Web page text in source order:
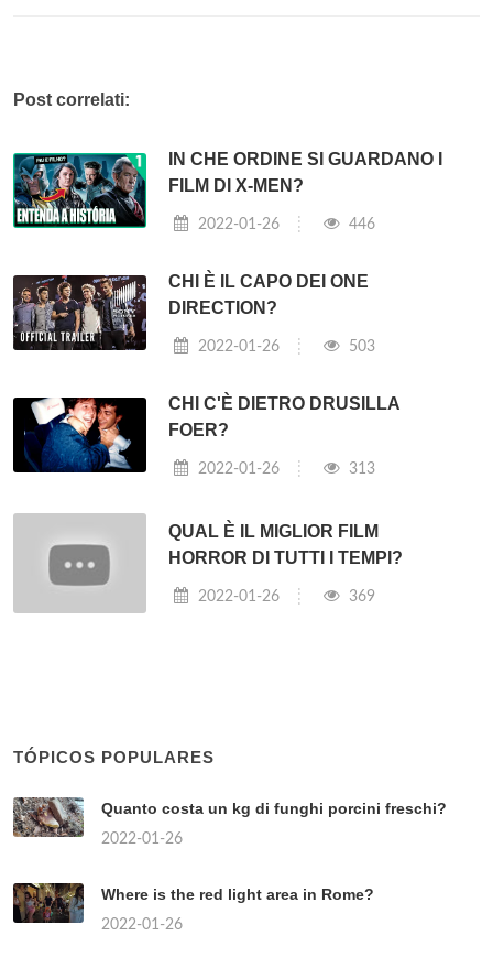
Post correlati:
IN CHE ORDINE SI GUARDANO I
FILM DI X-MEN?
2022-01-26 446
CHI È IL CAPO DEI ONE
DIRECTION?
2022-01-26 503
CHI C'È DIETRO DRUSILLA
FOER?
2022-01-26 313
QUAL È IL MIGLIOR FILM
HORROR DI TUTTI I TEMPI?
2022-01-26 369
TÓPICOS POPULARES
Quanto costa un kg di funghi porcini freschi?
2022-01-26
Where is the red light area in Rome?
2022-01-26